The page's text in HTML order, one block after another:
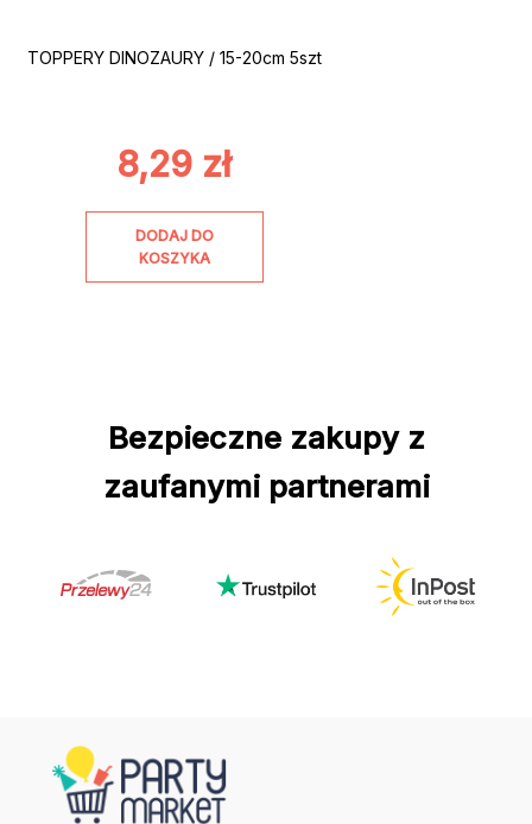
TOPPERY DINOZAURY / 15-20cm 5szt
8,29 zł
DODAJ DO
KOSZYKA
Bezpieczne zakupy z
zaufanymi partnerami